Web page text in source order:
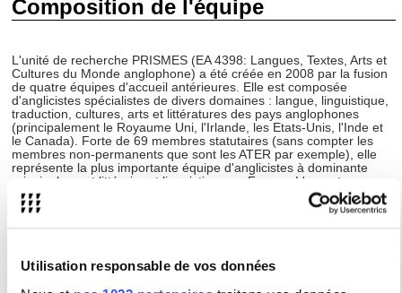
Utilisation responsable de vos données
Composition de l'équipe
L'unité de recherche PRISMES (EA 4398: Langues, Textes, Arts et
Cultures du Monde anglophone) a été créée en 2008 par la fusion
de quatre équipes d'accueil antérieures. Elle est composée
d'anglicistes spécialistes de divers domaines : langue, linguistique,
traduction, cultures, arts et littératures des pays anglophones
(principalement le Royaume Uni, l'Irlande, les Etats-Unis, l'Inde et
le Canada). Forte de 69 membres statutaires (sans compter les
membres non-permanents que sont les ATER par exemple), elle
représente la plus importante équipe d'anglicistes à dominante
principalement littéraire et linguistique en France. L'ouverture
internationale est une dimension forte de l'équipe, avec l'existence
de partenariats dynamiques avec plusieurs pays anglophones
recherche, organisée en cinq équipes, a choisi de maintenir une
logique de centres forte. Elle construit également des projets de
recherche transversaux, et a mis sur pied un atelier fédérateur